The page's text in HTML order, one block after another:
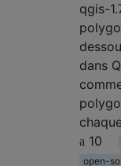
qgis-
dans
10
open-